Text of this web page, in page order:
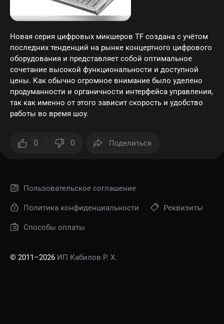
Новая серия цифровых микшеров TF создана с учётом
последних тенденций на рынке концертного цифрового
оборудования и представляет собой оптимальное
сочетание высокой функциональности и доступной
цены. Как обычно огромное внимание было уделено
продуманности и органичности интерфейса управления,
так как именно от этого зависит скорость и удобство
работы во время шоу.
0 0 Поделиться
Пользовательское соглашение
Политика конфиденциальности Реквизиты
Способы оплаты
© 2011–2026 ИП Кабилов Р. Х.